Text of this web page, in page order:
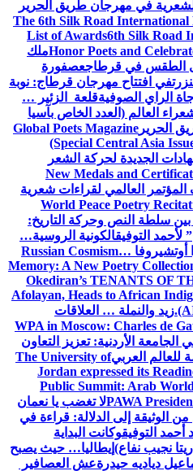
الشعرية في مهرجان طريق الحرير
The 6th Silk Road International
List of Awards6th Silk Road
Honor Poets andملك
الطقس في قرطاجعصفورة
في افتتاح مهرجان قرطاج: نوبة
الراي الصوفيةقلعة الزئير …
العالم (العدد الخاص بآسيا
الحرير Global Poets Magazine
(Special Central Asia
الجديدة لحركة الشعر
New Medals and
العالمي لقراءات شعرية
World Peace Poetry
بين سلطة النص وحركة التاريخ:
لأحمد التوفيقالكونية الروسية…
أوتشيروفا Russian Cosmism…
Memory: A New Poetry
Okediran’s TENANTS OF
Afolayan, Heads to African
زيد والنملة … العلاقات
WPA in Moscow: Charles de
الأردنية: تعزيز التعاون
للعالم العربيThe University of
Jordan expressed its
Public Summit: Arab World
PAWAلا تغضب يا نعمان
من الوثيقة إلى الدلالة: قراءة في
أحمد التوفيقوكانت البداية
نجيب نفاع) إيطاليا… حيث يصبح
دياديه حيدرةعش العصافير